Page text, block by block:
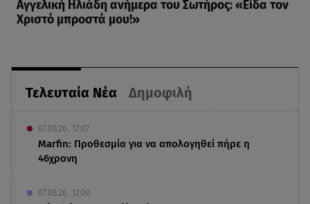
Τελευταία Νέα Δημοφιλή
07.08.26 , 12:07
Marfin: Προθεσμία για να απολογηθεί πήρε η
46χρονη
07.08.26 , 12:00
Αγγελική Ηλιάδη ανήμερα του Σωτήρος: «Είδα τον
Χριστό μπροστά μου!»